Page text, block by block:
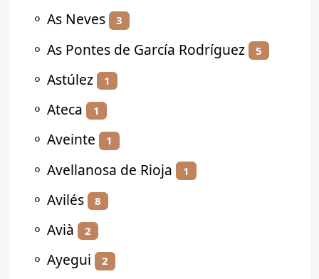
⚬ As Neves 3
⚬ As Pontes de García Rodríguez 5
⚬ Astúlez 1
⚬ Ateca 1
⚬ Aveinte 1
⚬ Avellanosa de Rioja 1
⚬ Avilés 8
⚬ Avià 2
⚬ Ayegui 2